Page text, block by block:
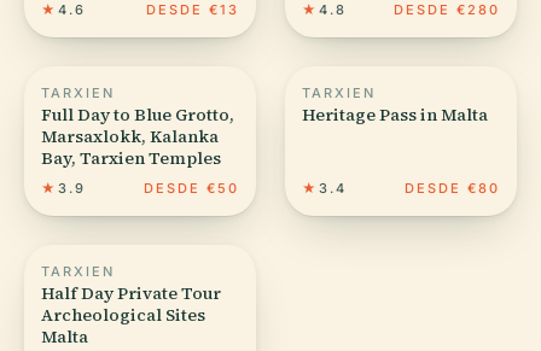
★ 4.6 DESDE €13 ★ 4.8 DESDE €280
TARXIEN
Full Day to Blue Grotto,
Marsaxlokk, Kalanka
Bay, Tarxien Temples
★ 3.9 DESDE €50
TARXIEN
Heritage Pass in Malta
★ 3.4 DESDE €80
TARXIEN
Half Day Private Tour
Archeological Sites
Malta